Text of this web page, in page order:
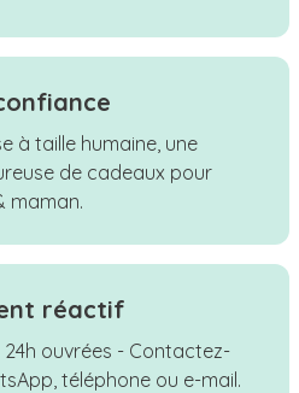
à taille humaine, une
de cadeaux pour
maman.
réactif
24h ouvrées - Contactez-
téléphone ou e-mail.